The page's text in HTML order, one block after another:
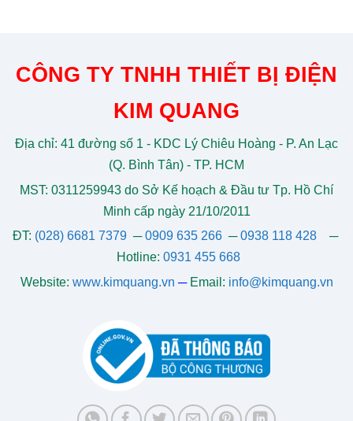
CÔNG TY TNHH THIẾT BỊ ĐIỆN
KIM QUANG
Địa chỉ: 41 đường số 1 - KDC Lý Chiêu Hoàng - P. An Lạc
(Q. Bình Tân) - TP. HCM
MST: 0311259943 do Sở Kế hoạch & Đầu tư Tp. Hồ Chí
Minh cấp ngày 21/10/2011
ĐT: (028) 6681 7379 ─0909 635 266─0938 118 428─
Hotline: 0931 455 668
Website: www.kimquang.vn ─ Email: info@kimquang.vn